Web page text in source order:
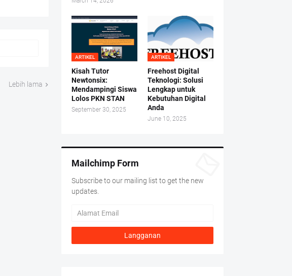
Lebih lama
ARTIKEL
Kisah Tutor
Newtonsix:
Mendampingi Siswa
Lolos PKN STAN
September 30, 2025
ARTIKEL
Freehost Digital
Teknologi: Solusi
Lengkap untuk
Kebutuhan Digital
Anda
June 10, 2025
Mailchimp Form
Subscribe to our mailing list to get the new
updates.